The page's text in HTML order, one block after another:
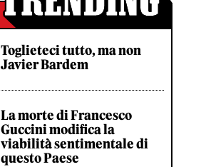
Toglieteci tutto, ma non
Javier Bardem
La morte di Francesco
Guccini modifica la
viabilità sentimentale di
questo Paese